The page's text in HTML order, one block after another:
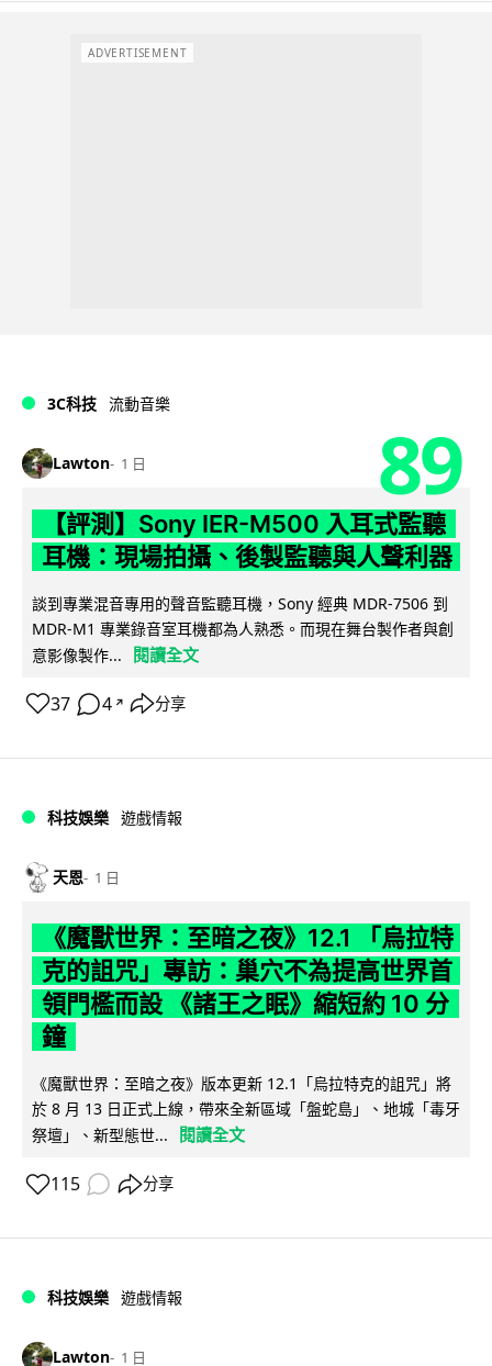
ADVERTISEMENT
3C科技 流動音樂
Lawton 1 日 89
【評測】Sony IER-M500 入耳式監聽
耳機：現場拍攝、後製監聽與人聲利器
談到專業混音專用的聲音監聽耳機，Sony 經典 MDR-7506 到
MDR-M1 專業錄音室耳機都為人熟悉。而現在舞台製作者與創
意影像製作...
閱讀全文
37 4 ↗ 分享
科技娛樂 遊戲情報
天恩 1 日
《魔獸世界：至暗之夜》12.1 「烏拉特
克的詛咒」專訪：巢穴不為提高世界首
領門檻而設 《諸王之眠》縮短約 10 分
鐘
《魔獸世界：至暗之夜》版本更新 12.1「烏拉特克的詛咒」將
於 8 月 13 日正式上線，帶來全新區域「盤蛇島」、地城「毒牙
祭壇」、新型態世...
閱讀全文
115 分享
科技娛樂 遊戲情報
Lawton 1 日